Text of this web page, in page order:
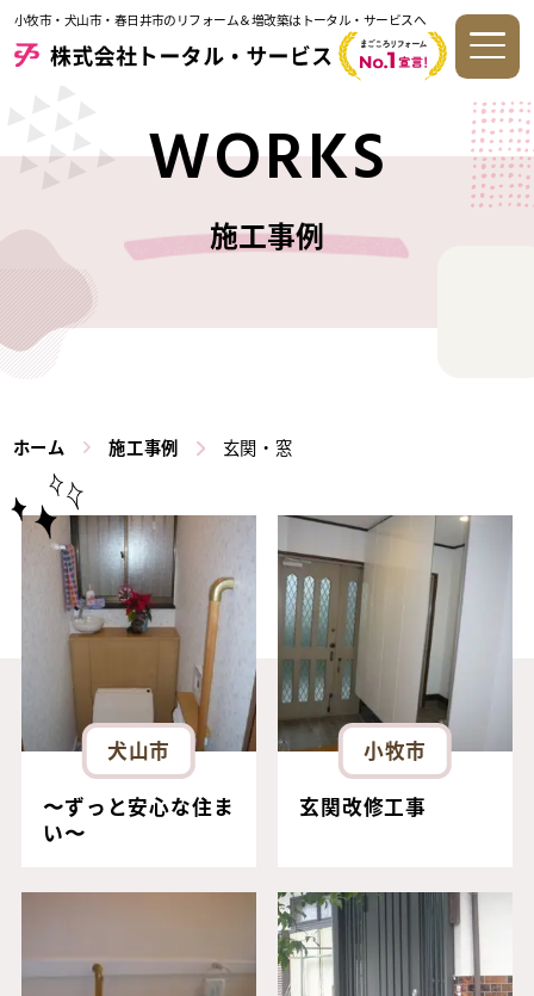
小牧市・犬山市・春日井市のリフォーム＆増改築はトータル・サービスへ
WORKS
施工事例
ホーム 施工事例 玄関・窓
犬山市
〜ずっと安心な住ま
い〜
小牧市
玄関改修工事